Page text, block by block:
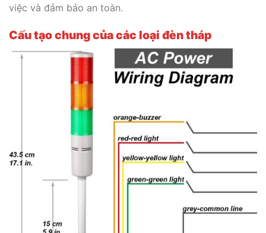
việc và đảm bảo an toàn.
Cấu tạo chung của các loại đèn tháp